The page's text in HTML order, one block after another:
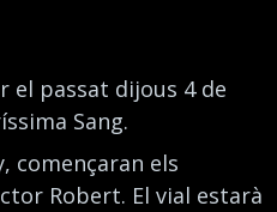
el passat dijous 4 de
Sang.
començaran els
Robert. El vial estarà